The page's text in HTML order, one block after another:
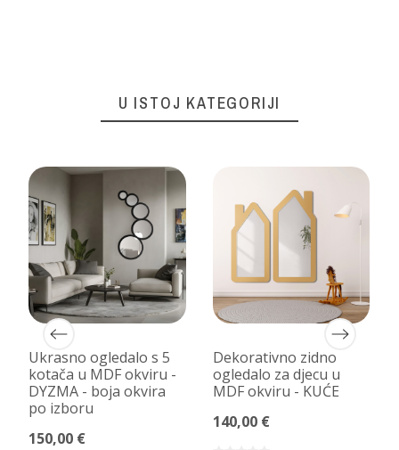
U ISTOJ KATEGORIJI
Ukrasno ogledalo s 5
kotača u MDF okviru -
DYZMA - boja okvira
po izboru
150,00 €
Dekorativno zidno
ogledalo za djecu u
MDF okviru - KUĆE
140,00 €